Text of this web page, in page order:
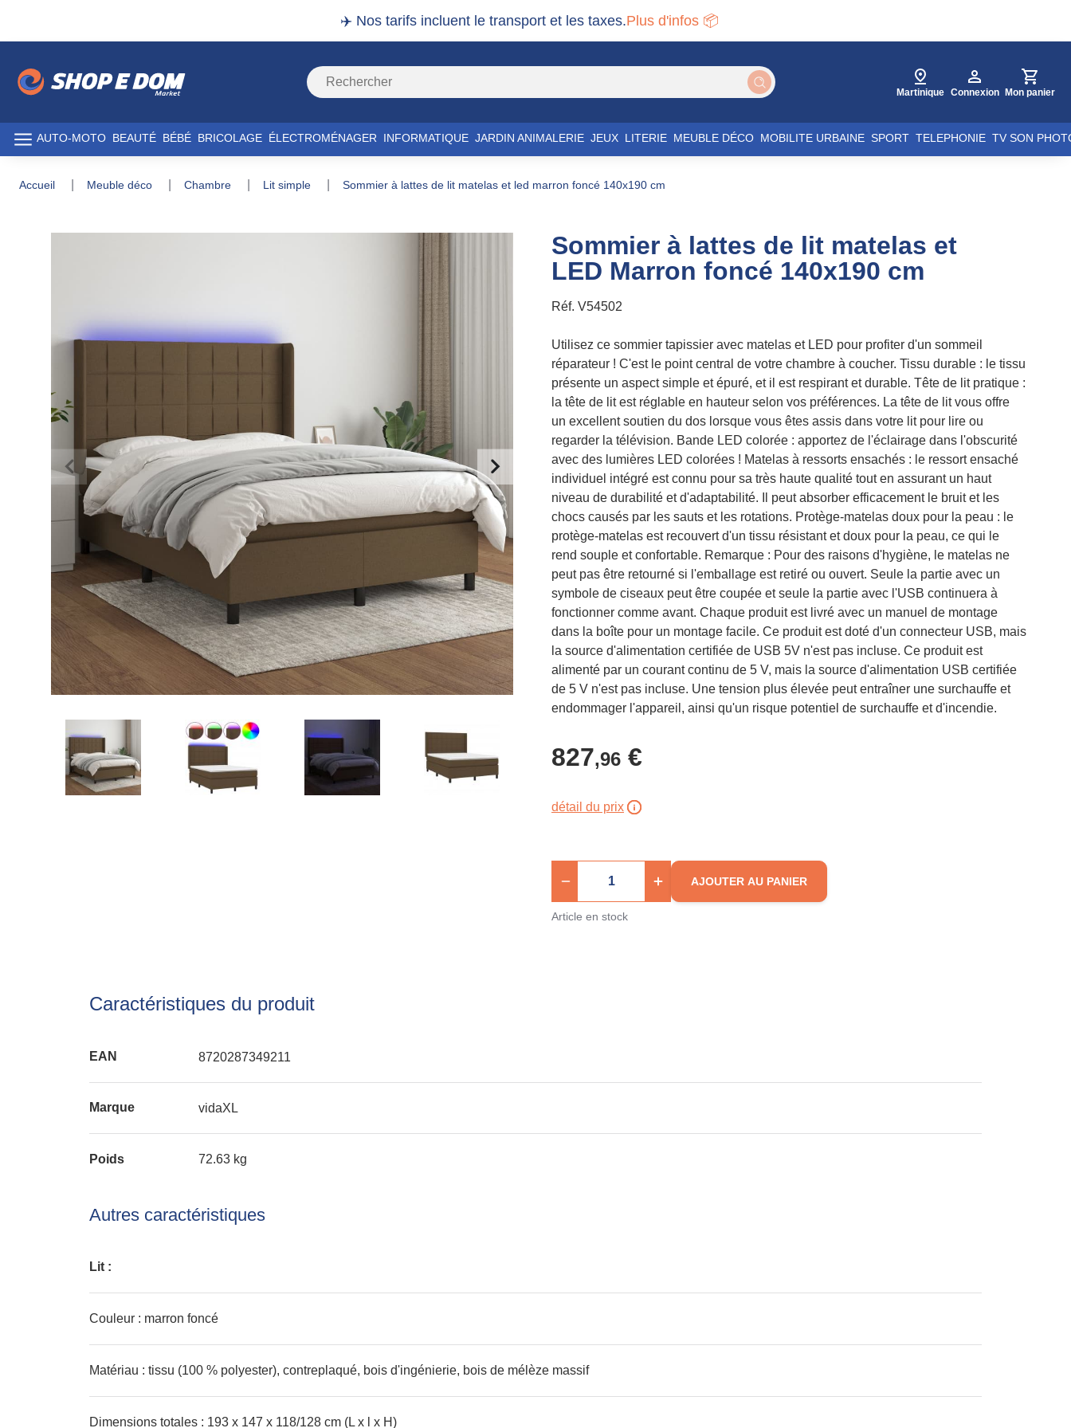
✈️ Nos tarifs incluent le transport et les taxes.Plus d'infos 📦
Martinique Connexion Mon panier
AUTO-MOTO BEAUTÉ BÉBÉ BRICOLAGE ÉLECTROMÉNAGER INFORMATIQUE JARDIN ANIMALERIE JEUX LITERIE MEUBLE DÉCO MOBILITE URBAINE SPORT TELEPHONIE TV SON
accueil meuble déco chambre lit simple sommier à lattes de lit matelas et led marron foncé 140x190 cm
Sommier à lattes de lit matelas et
LED Marron foncé 140x190 cm
Réf. V54502
Utilisez ce sommier tapissier avec matelas et LED pour profiter d'un sommeil
réparateur ! C'est le point central de votre chambre à coucher. Tissu durable : le tissu
présente un aspect simple et épuré, et il est respirant et durable. Tête de lit pratique :
la tête de lit est réglable en hauteur selon vos préférences. La tête de lit vous offre
un excellent soutien du dos lorsque vous êtes assis dans votre lit pour lire ou
regarder la télévision. Bande LED colorée : apportez de l'éclairage dans l'obscurité
avec des lumières LED colorées ! Matelas à ressorts ensachés : le ressort ensaché
individuel intégré est connu pour sa très haute qualité tout en assurant un haut
niveau de durabilité et d'adaptabilité. Il peut absorber efficacement le bruit et les
chocs causés par les sauts et les rotations. Protège-matelas doux pour la peau : le
protège-matelas est recouvert d'un tissu résistant et doux pour la peau, ce qui le
rend souple et confortable. Remarque : Pour des raisons d'hygiène, le matelas ne
peut pas être retourné si l'emballage est retiré ou ouvert. Seule la partie avec un
symbole de ciseaux peut être coupée et seule la partie avec l'USB continuera à
fonctionner comme avant. Chaque produit est livré avec un manuel de montage
dans la boîte pour un montage facile. Ce produit est doté d'un connecteur USB, mais
la source d'alimentation certifiée de USB 5V n'est pas incluse. Ce produit est
alimenté par un courant continu de 5 V, mais la source d'alimentation USB certifiée
de 5 V n'est pas incluse. Une tension plus élevée peut entraîner une surchauffe et
endommager l'appareil, ainsi qu'un risque potentiel de surchauffe et d'incendie.
827,96 €
détail du prix
AJOUTER AU PANIER
Article en stock
Caractéristiques du produit
EAN 8720287349211
Marque vidaXL
Poids 72.63 kg
Autres caractéristiques
Lit :
Couleur : marron foncé
Matériau : tissu (100 % polyester), contreplaqué, bois d'ingénierie, bois de mélèze massif
Dimensions totales : 193 x 147 x 118/128 cm (L x l x H)